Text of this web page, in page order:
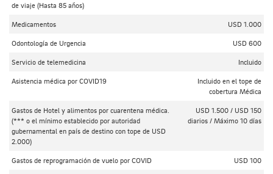
de viaje (Hasta 85 años)
Medicamentos USD 1.000
Odontología de Urgencia USD 600
Servicio de telemedicina Incluido
Asistencia médica por COVID19
Incluido en el tope de
cobertura Médica
Gastos de Hotel y alimentos por cuarentena médica.
(*** o el mínimo establecido por autoridad
gubernamental en país de destino con tope de USD
2.000)
USD 1.500 / USD 150
diarios / Máximo 10 días
Gastos de reprogramación de vuelo por COVID USD 100